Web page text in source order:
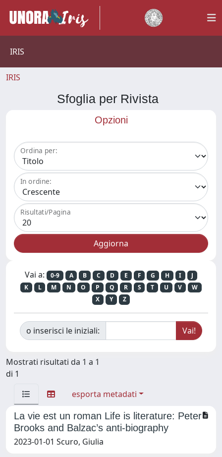
IRIS
IRIS
Sfoglia per Rivista
Opzioni
Ordina per:
In ordine:
Risultati/Pagina
Vai a: 0-9 A B C D E F G H I
J
K
L M N O P Q R S T U V
W
X
Y Z
o inserisci le iniziali:
Mostrati risultati da 1 a 1
di 1
esporta metadati
La vie est un roman Life is literature: Peter
Brooks and Balzac’s anti-biography
2023-01-01 Scuro, Giulia